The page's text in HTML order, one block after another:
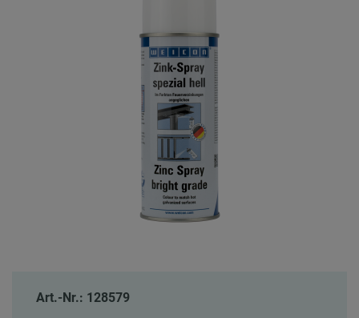
Art.-Nr.: 128579